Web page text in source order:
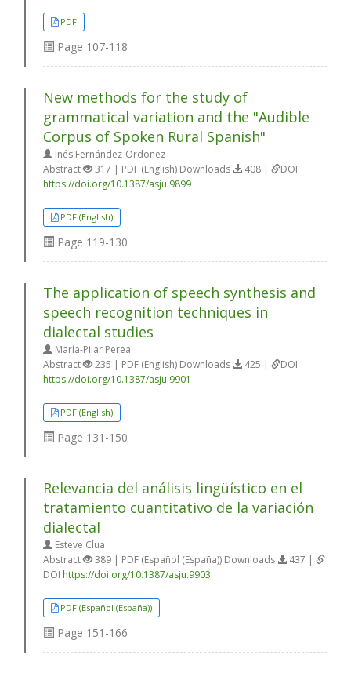
PDF
Page 107-118
New methods for the study of
grammatical variation and the "Audible
Corpus of Spoken Rural Spanish"
Inés Fernández-Ordoñez
Abstract
317 | PDF (English) Downloads 408 |
DOI
https://doi.org/10.1387/asju.9899
PDF (English)
Page 119-130
The application of speech synthesis and
speech recognition techniques in
dialectal studies
María-Pilar Perea
Abstract
235 | PDF (English) Downloads 425 |
DOI
https://doi.org/10.1387/asju.9901
PDF (English)
Page 131-150
Relevancia del análisis lingüístico en el
tratamiento cuantitativo de la variación
dialectal
Esteve Clua
Abstract
389 | PDF (Español (España)) Downloads
437 |
DOI https://doi.org/10.1387/asju.9903
PDF (Español (España))
Page 151-166